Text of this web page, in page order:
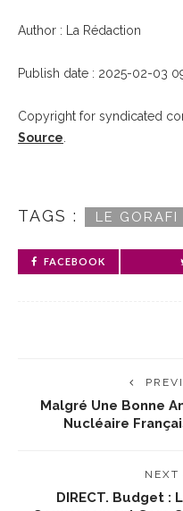
Author : La Rédaction
Publish date : 2025-02-03
Copyright for syndicated
Source
TAGS : LE GORAFI
FACEBOOK
Malgré Une Bonne
Nucléaire
NEXT
DIRECT. Budget :